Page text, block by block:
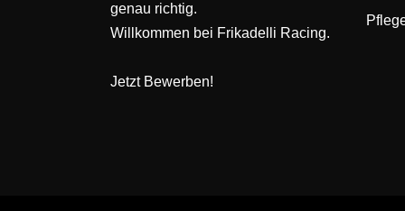
genau richtig.
Willkommen bei Frikadelli Racing.
Jetzt Bewerben!